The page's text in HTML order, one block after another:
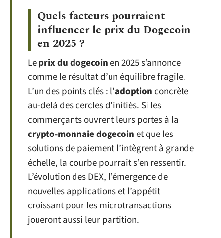
Quels facteurs pourraient
influencer le prix du Dogecoin
en 2025 ?
Leprix du dogecoinen 2025 s’annonce
comme le résultat d’un équilibre fragile.
L’un des points clés : l’adoption concrète
au-delà des cercles d’initiés. Si les
commerçants ouvrent leurs portes à la
crypto-monnaie dogecoinet que les
solutions de paiement l’intègrent à grande
échelle, la courbe pourrait s’en ressentir.
L’évolution des DEX, l’émergence de
nouvelles applications et l’appétit
croissant pour les microtransactions
joueront aussi leur partition.